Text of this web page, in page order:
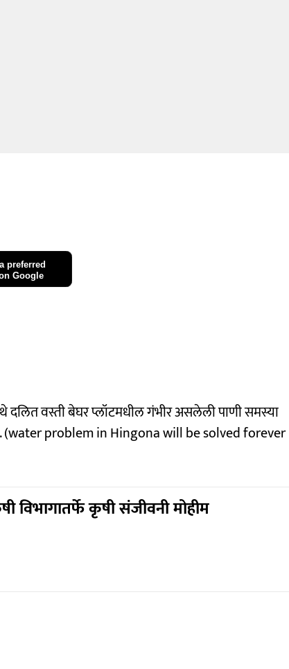
preferred
Google
दलित वस्ती बेघर प्लॉटमधील गंभीर असलेली पाणी समस्या
(water problem in Hingona will be solved forever
विभागातर्फे कृषी संजीवनी मोहीम